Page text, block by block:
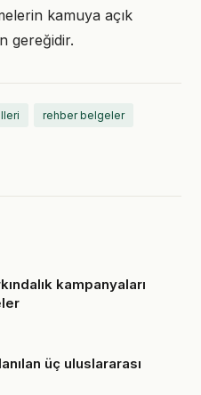
kamuya açık
gereğidir.
rehber belgeler
kampanyaları
üç uluslararası